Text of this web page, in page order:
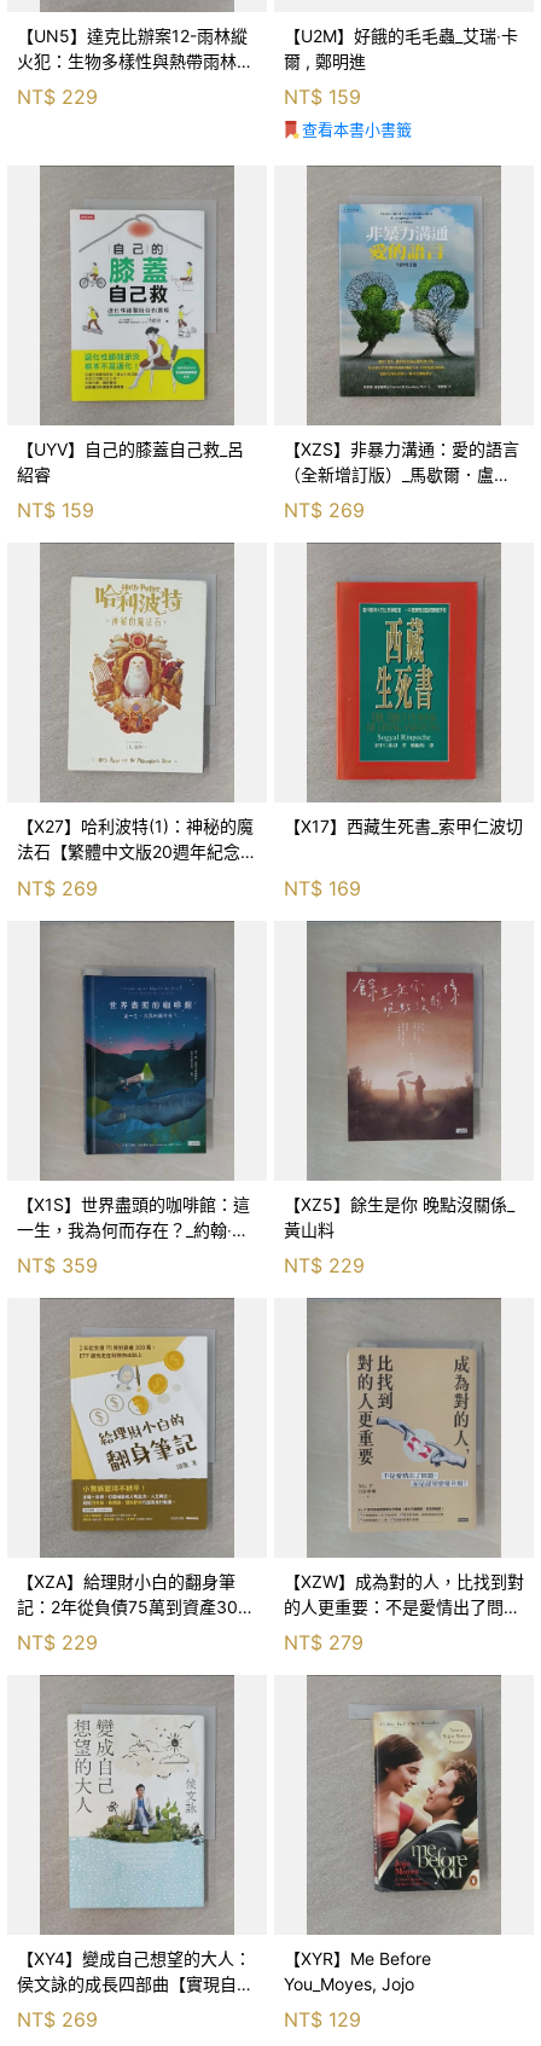
【UN5】達克比辦案12-雨林縱
火犯：生物多樣性與熱帶雨林生
態系_柯智元
NT$ 229
【U2M】好餓的毛毛蟲_艾瑞‧卡
爾 , 鄭明進
NT$ 159
查看本書小書籤
【UYV】自己的膝蓋自己救_呂
紹睿
NT$ 159
【XZS】非暴力溝通：愛的語言
（全新增訂版）_馬歇爾．盧森
堡, 蕭寶森
NT$ 269
【X27】哈利波特(1)：神秘的魔
法石【繁體中文版20週年紀念】
NT$ 269
【X17】西藏生死書_索甲仁波切
NT$ 169
【X1S】世界盡頭的咖啡館：這
一生，我為何而存在？_約翰‧史
崔勒基, Elsa
NT$ 359
【XZ5】餘生是你 晚點沒關係_
黃山料
NT$ 229
【XZA】給理財小白的翻身筆
記：2年從負債75萬到資產300
萬，ETF讓我走在財務自由路上_
鐵蛋
NT$ 229
【XZW】成為對的人，比找到對
的人更重要：不是愛情出了問
題，而是認知需要升級！_Mr. P
NT$ 279
【XY4】變成自己想望的大人：
侯文詠的成長四部曲【實現自
己】_侯文詠
NT$ 269
【XYR】Me Before
You_Moyes, Jojo
NT$ 129